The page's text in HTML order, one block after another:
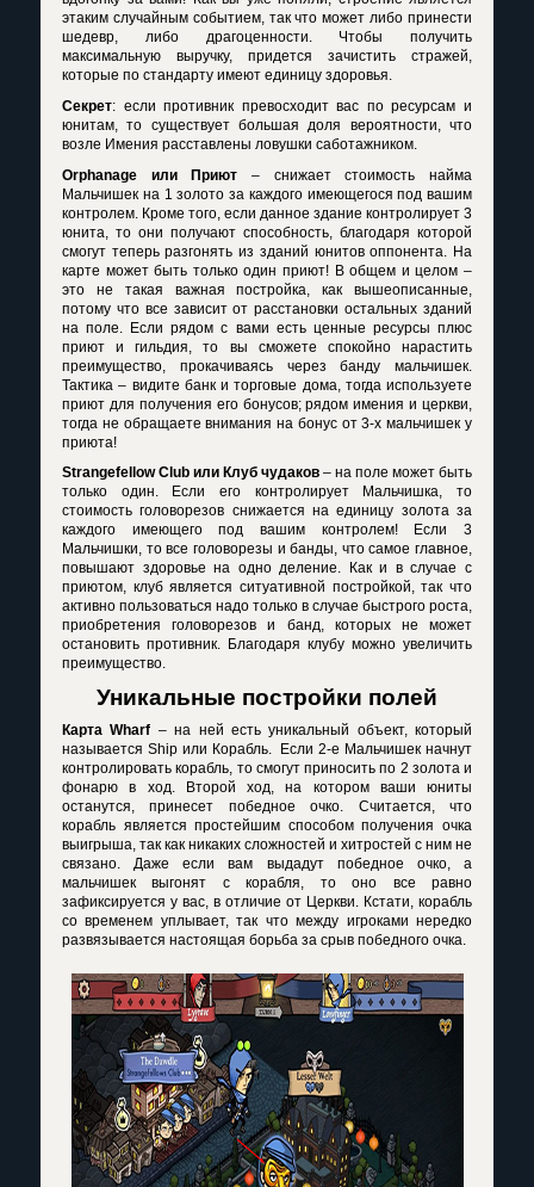
этаким случайным событием, так что может либо принести
шедевр, либо драгоценности. Чтобы получить
максимальную выручку, придется зачистить стражей,
которые по стандарту имеют единицу здоровья.
Секрет: если противник превосходит вас по ресурсам и
юнитам, то существует большая доля вероятности, что
возле Имения расставлены ловушки саботажником.
Orphanage или Приют – снижает стоимость найма
Мальчишек на 1 золото за каждого имеющегося под вашим
контролем. Кроме того, если данное здание контролирует 3
юнита, то они получают способность, благодаря которой
смогут теперь разгонять из зданий юнитов оппонента. На
карте может быть только один приют! В общем и целом –
это не такая важная постройка, как вышеописанные,
потому что все зависит от расстановки остальных зданий
на поле. Если рядом с вами есть ценные ресурсы плюс
приют и гильдия, то вы сможете спокойно нарастить
преимущество, прокачиваясь через банду мальчишек.
Тактика – видите банк и торговые дома, тогда используете
приют для получения его бонусов; рядом имения и церкви,
тогда не обращаете внимания на бонус от 3-х мальчишек у
приюта!
Strangefellow Club или Клуб чудаков – на поле может быть
только один. Если его контролирует Мальчишка, то
стоимость головорезов снижается на единицу золота за
каждого имеющего под вашим контролем! Если 3
Мальчишки, то все головорезы и банды, что самое главное,
повышают здоровье на одно деление. Как и в случае с
приютом, клуб является ситуативной постройкой, так что
активно пользоваться надо только в случае быстрого роста,
приобретения головорезов и банд, которых не может
остановить противник. Благодаря клубу можно увеличить
преимущество.
Уникальные постройки полей
КартаWharf – на ней есть уникальный объект, который
называется Ship или Корабль.
Если 2-е Мальчишек начнут
контролировать корабль, то смогут приносить по 2 золота и
фонарю в ход. Второй ход, на котором ваши юниты
останутся, принесет победное очко. Считается, что
корабль является простейшим способом получения очка
выигрыша, так как никаких сложностей и хитростей с ним не
связано. Даже если вам выдадут победное очко, а
мальчишек выгонят с корабля, то оно все равно
зафиксируется у вас, в отличие от Церкви. Кстати, корабль
со временем уплывает, так что между игроками нередко
развязывается настоящая борьба за срыв победного очка.